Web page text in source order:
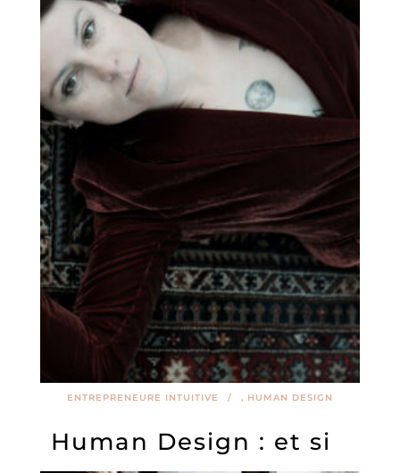
Human Design : et si
ENTREPRENEURE INTUITIVE , HUMAN DESIGN